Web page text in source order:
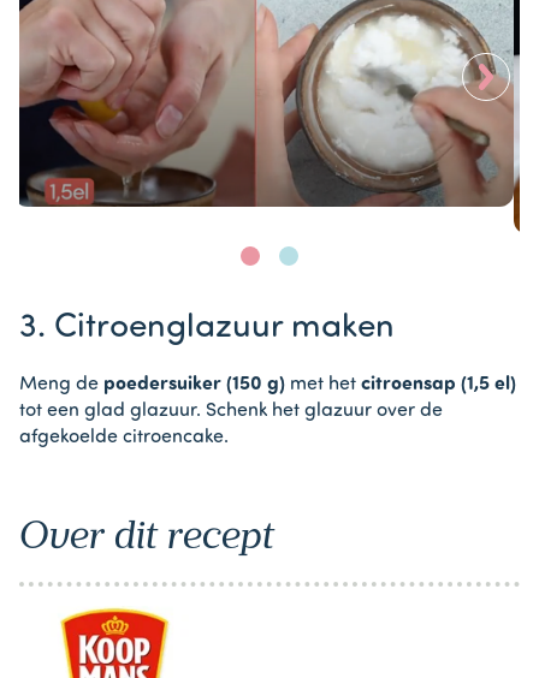
of
3. Citroenglazuur maken
Meng de poedersuiker (150 g) met het citroensap (1,5 el)
tot een glad glazuur. Schenk het glazuur over de
afgekoelde citroencake.
Over dit recept